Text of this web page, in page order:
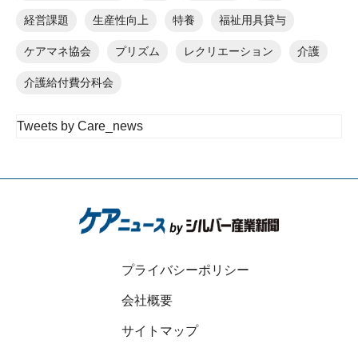
経営課題 生産性向上 特養 福祉用具貸与
ケアマネ協会 プリズム レクリエーション 介護
介護給付費分科会
Tweets by Care_news
プライバシーポリシー
会社概要
サイトマップ